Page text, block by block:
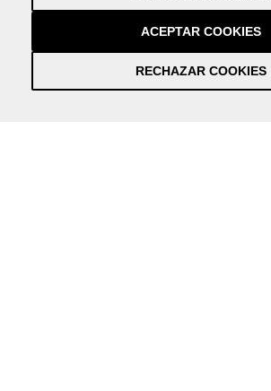
RECHAZAR COOKIES
ACEPTAR COOKIES